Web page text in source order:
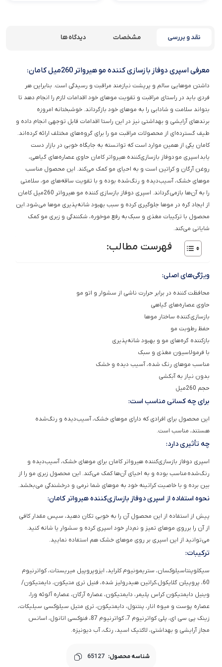
نقد و بررسی مشخصات دیدگاه ها
معرفی اسپری دوفاز بازسازی کننده مو هیرواتر 260میل کامان:
داشتن موهایی سالم و پرپشت نیازمند مراقبت و رسیدگی است. بنابراین هر
فردی باید در راستای مراقبت و تقویت موهای خود اقدامات لازم را انجام دهد تا
بتواند سلامت و شادابی را به موهای خود بازگرداند. خوشبختانه امروزه
برندهای آرایشی و بهداشتی نیز در این راستا اقدامات قابل توجهی انجام داده و
طیف گسترده‌ای از محصولات مراقبت مو را برای گروه‌های مختلف ارائه کرده‌اند.
کامان یکی از همین موارد است که توانسته به جایگاه خوبی در بازار دست
یابد اسپری مو دوفاز بازسازی‌کننده هیرواتر کامان حاوی عصاره‌های گیاهی،
روغن آرگان و کراتین است و به احیای مو کمک می‌کند. این محصول مناسب
موهای خشک، آسیب‌دیده و رنگ‌شده بوده و با تقویت ساقه‌های مو، سلامتی
را به آن‌ها بازمی‌گرداند. اسپری دوفاز بازسازی کننده مو هیرواتر 260میل کامان
از ایجاد گره در موها جلوگیری کرده و سبب بهبود شانه‌پذیری موها می‌شود. این
محصول با ترکیبات مغذی و سبک به رفع موخوره، شکنندگی و زبری مو کمک
شایانی می‌کند.
فهرست مطالب:
ویژگی‌های اصلی:
محافظت کننده در برابر حرارت ناشی از سشوار و اتو مو
حاوی عصاره‌های گیاهی
بازسازی کننده ساختار موها
حفظ رطوبت مو
بازکننده گره‌های مو و بهبود شانه‌پذیری
با فرمولاسیون مغذی و سبک
مناسب موهای رنگ شده، آسیب دیده و خشک
بدون نیاز به آبکشی
حجم 260میل
برای چه کسانی مناسب است:
این محصول برای افرادی که دارای موهای خشک، آسیب‌دیده و رنگ‌شده
هستند، مناسب است.
چه تأثیری دارد:
اسپری دوفاز بازسازی‌کننده هیرواتر کامان برای موهای خشک، آسیب‌دیده و
رنگ‌شده مناسب بوده و به احیای آن‌ها کمک می‌کند. این محصول زبری مو را از
بین برده و با خاصیت کراتینه خود به موهای شما نرمی و درخشندگی می‌بخشد.
نحوه استفاده از اسپری دوفاز بازسازی‌کننده هیرواتر کامان:
پیش از استفاده از این محصول آن را به خوبی تکان دهید، سپس مقدار کافی
از آن را برروی موهای تمیز و نم‌دار خود اسپری کرده و سشوار یا شانه کنید.
می‌توانید از این اسپری بر روی موهای خشک هم استفاده نمایید.
ترکیبات:
سیکلوپنتاسیلوکسان، ستریمونیوم کلراید، ایزوپروپیل میریستات، کواترنیوم
60، پروپیلن گلایکول،کراتین هیدرولیز شده، فنیل تری متیکون، دایمتیکون/
وینیل دایمتیکون کراس پلیمر، دایمتیکون، عصاره آرگان، عصاره آلوئه ورا،
عصاره پوست و میوه انار، پنتنول، دایمتیکون، تری متیل سیلوکسی سیلیکات،
زینک پی سی ای، پلی کواترنیوم 7، کواترنیوم 87، فنوکسی اتانول، اسانس
مجاز آرایشی و بهداشتی، لاکتیک اسید، رنگ، آب دیونیزه.
شناسه محصول: 65127